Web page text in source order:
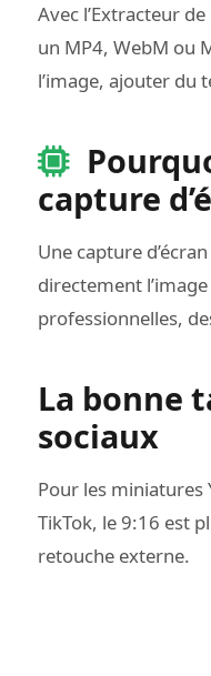
Avec l’Extracteur
un MP4, WebM ou
l’image, ajouter du
capture
Une capture
directement
professionnelles,
La bonne
sociaux
Pour les miniatures
TikTok, le 9:16 est
retouche externe.